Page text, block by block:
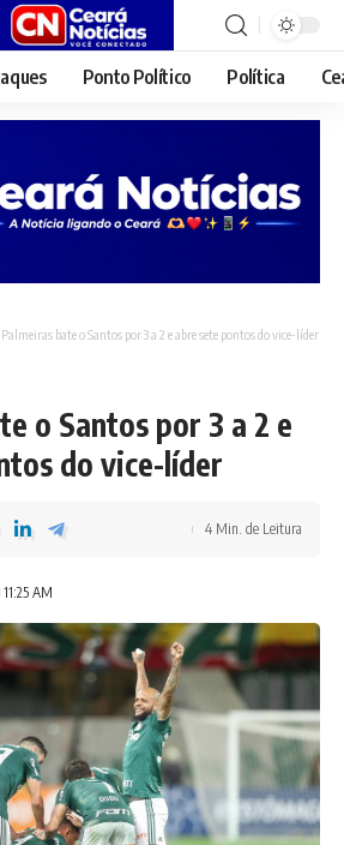
Ponto Político Política
Palmeiras bate o Santos por 3 a 2 e abre sete pontos do vice-líder
o Santos por 3 a 2 e
do vice-líder
AM
4 Min. de Leitura